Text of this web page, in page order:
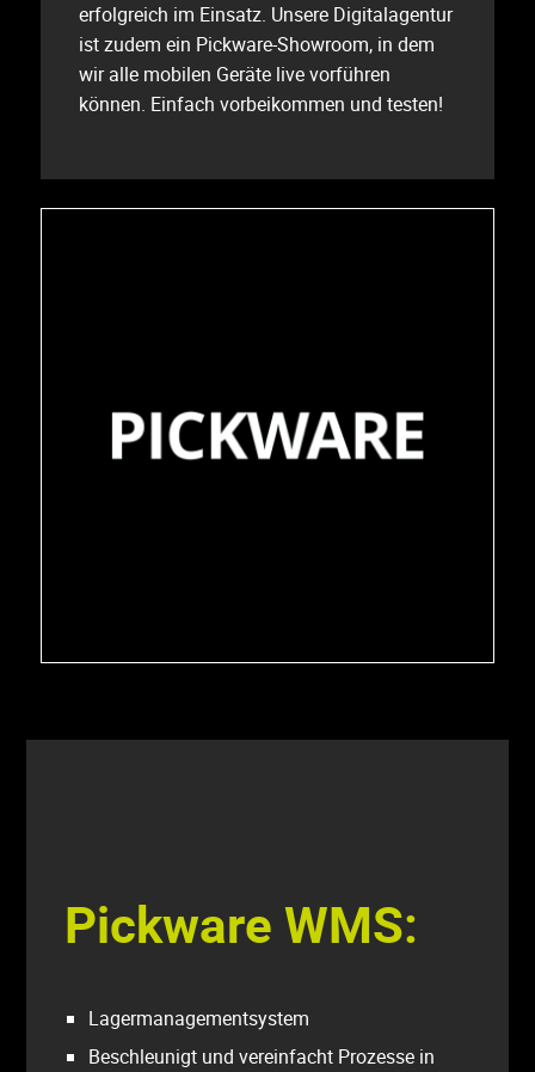
erfolgreich im Einsatz. Unsere Digitalagentur
ist zudem ein Pickware-Showroom, in dem
wir alle mobilen Geräte live vorführen
können. Einfach vorbeikommen und testen!
Pickware WMS:
Lagermanagementsystem
Beschleunigt und vereinfacht Prozesse in